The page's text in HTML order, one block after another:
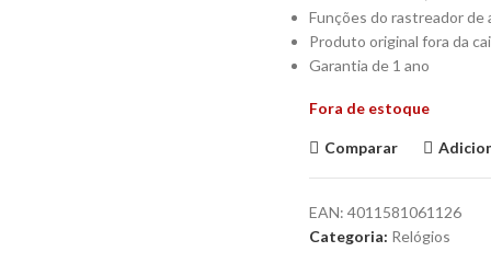
Funções do rastreador de
Produto original fora da
Garantia de 1 ano
Fora de estoque
Comparar
EAN:4011581061126
Categoria: Relógios